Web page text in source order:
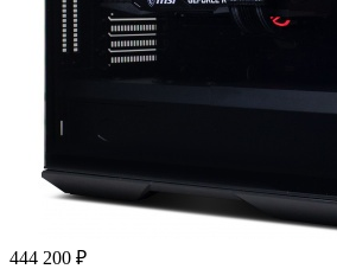
444 200 ₽